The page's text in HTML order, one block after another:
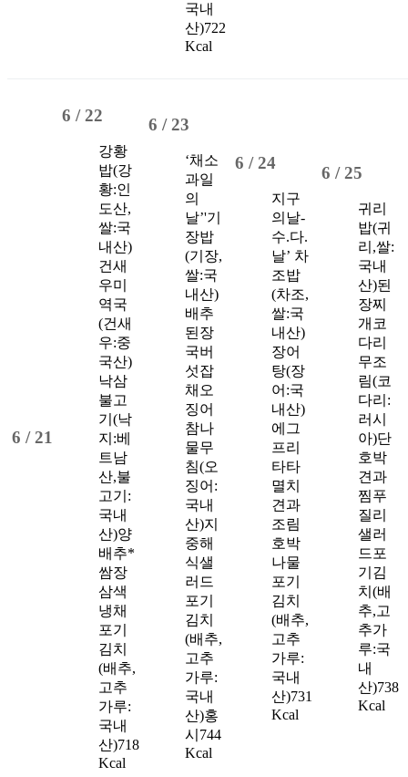
국내
산)722
Kcal
6 /21
6 /22
강황
밥(강
황:인
도산,
쌀:국
내산)
건새
우미
역국
(건새
우:중
국산)
낙삼
불고
기(낙
지:베
트남
산,불
고기:
국내
산)양
배추*
쌈장
삼색
냉채
포기
김치
(배추,
고추
가루:
국내
산)718
Kcal
6 /23
‘채소
과일
의
날’'기
장밥
(기장,
쌀:국
내산)
배추
된장
국버
섯잡
채 오
징어
참나
물무
침(오
징어:
국내
산)지
중해
식샐
러드
포기
김치
(배추,
고추
가루:
국내
산)홍
시 744
Kcal
6 /24
지구
의날-
수.다.
날’ 차
조밥
(차조,
쌀:국
내산)
장어
탕(장
어:국
내산)
에그
프리
타타
멸치
견과
조림
호박
나물
포기
김치
(배추,
고추
가루:
국내
산)731
Kcal
6 /25
귀리
밥(귀
리,쌀:
국내
산)된
장찌
개 코
다리
무조
림(코
다리:
러시
아)단
호박
견과
찜푸
질리
샐러
드포
기김
치(배
추,고
추가
루:국
내
산)738
Kcal